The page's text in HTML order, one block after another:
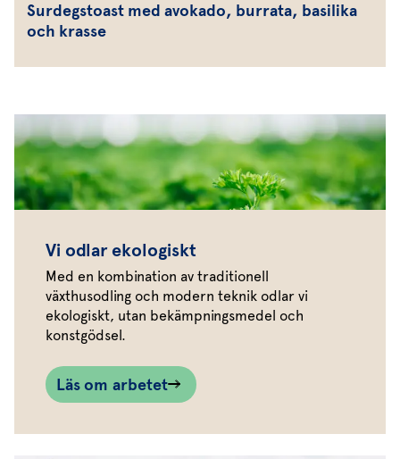
Surdegstoast med avokado, burrata, basilika
och krasse
Vi odlar ekologiskt
Med en kombination av traditionell
växthusodling och modern teknik odlar vi
ekologiskt, utan bekämpningsmedel och
konstgödsel.
Läs om arbetet